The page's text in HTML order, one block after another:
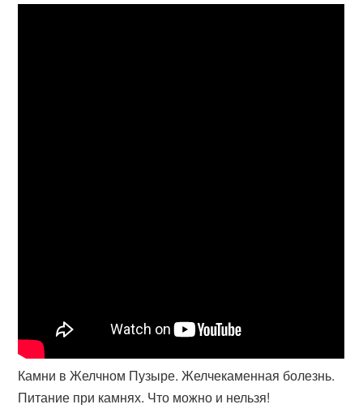
Камни в Желчном Пузыре. Желчекаменная болезнь.
Питание при камнях. Что можно и нельзя!